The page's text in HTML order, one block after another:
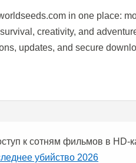
in one place:
creativity, and
updates, and secure
к сотням фильмов в HD-
убийство 2026